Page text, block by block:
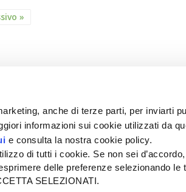
anche di terze parti, per inviarti
informazioni sui cookie utilizzati da
e consulta la nostra cookie policy.
di tutti i cookie. Se non sei
delle preferenze selezionando le
SELEZIONATI.
»
+ 39.045.8057511
PUBBLICITÀ
Tel +